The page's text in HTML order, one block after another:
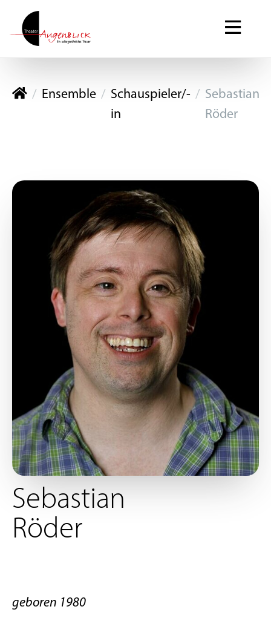
Theater Augenblick
Ensemble
Schauspieler/-
in
Sebastian
Röder
Sebastian
Röder
geboren 1980